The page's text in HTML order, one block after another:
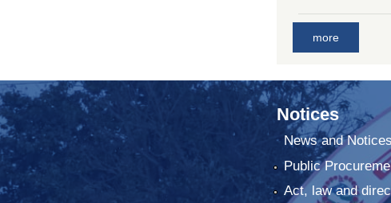
more
Notices
News and Notices
Public
Act, law and